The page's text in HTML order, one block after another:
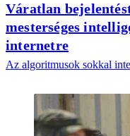
Váratlan
mesterséges
internetre
Az algoritmusok sokkal